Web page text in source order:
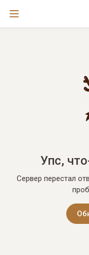
Упс,
Сервер перестал